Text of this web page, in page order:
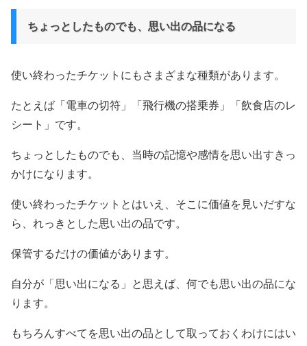
ちょっとしたものでも、思い出の品になる
使い終わったチケットにもさまざまな種類があります。
たとえば「電車の切符」「飛行機の搭乗券」「飲食店のレ
シート」です。
ちょっとしたものでも、当時の記憶や感情を思い出すきっ
かけになります。
使い終わったチケットとはいえ、そこに価値を見いだすな
ら、れっきとした思い出の品です。
保管するだけの価値があります。
自分が「思い出になる」と思えば、何でも思い出の品にな
ります。
もちろんすべてを思い出の品として取っておくわけにはい